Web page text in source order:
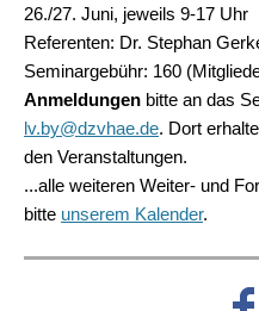
26./27. Juni, jeweils 9-17 Uhr
Referenten: Dr. Stephan
Seminargebühr: 160
Anmeldungen bitte an das
lv.by@dzvhae.de. Dort
den Veranstaltungen.
...alle weiteren Weiter- und
bitte unserem Kalender.